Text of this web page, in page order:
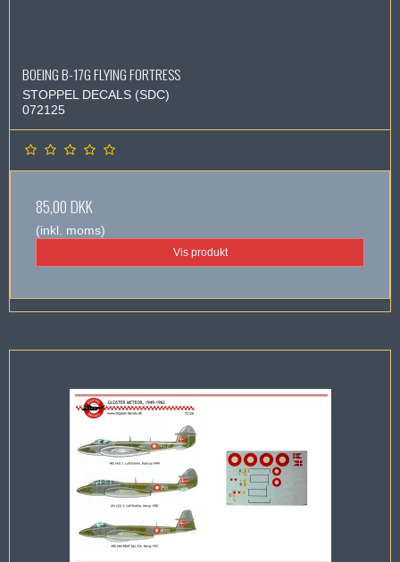
BOEING B-17G FLYING FORTRESS
STOPPEL DECALS (SDC)
072125
85,00 DKK
(inkl. moms)
Vis produkt